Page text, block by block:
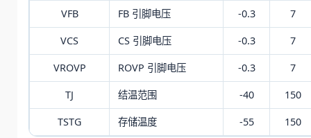
VFB FB 引脚电压 -0.3 7
VCS CS 引脚电压 -0.3 7
VROVP ROVP 引脚电压 -0.3 7
TJ 结温范围 -40 150
TSTG 存储温度 -55 150